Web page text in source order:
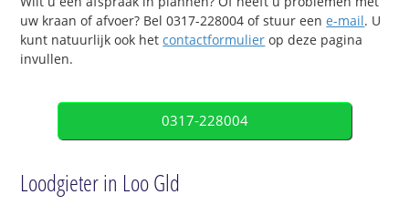
uw kraan of afvoer? Bel 0317-228004 of stuur eene-mail. U
kunt natuurlijk ook hetcontactformulier op deze pagina
invullen.
0317-228004
Loodgieter in Loo Gld